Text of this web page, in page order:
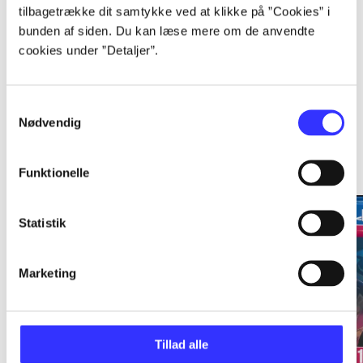
tilbagetrække dit samtykke ved at klikke på ”Cookies” i
bunden af siden. Du kan læse mere om de anvendte
cookies under ”Detaljer”.
Nødvendig
Funktionelle
Statistik
Marketing
Tillad alle